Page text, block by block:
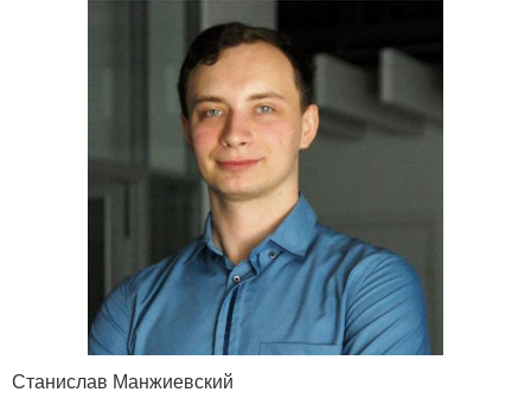
Станислав Манжиевский